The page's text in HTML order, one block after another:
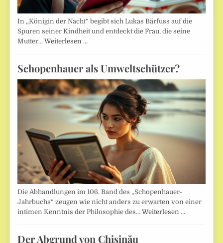
In „Königin der Nacht“ begibt sich Lukas Bärfuss auf die
Spuren seiner Kindheit und entdeckt die Frau, die seine
Mutter…Weiterlesen …
Schopenhauer als Umweltschützer?
Die Abhandlungen im 106. Band des „Schopenhauer-
Jahrbuchs“ zeugen wie nicht anders zu erwarten von einer
intimen Kenntnis der Philosophie des…Weiterlesen …
Der Abgrund von Chişinău